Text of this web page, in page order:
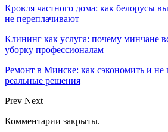
Кровля частного дома: как белорусы
не переплачивают
Клининг как услуга: почему минчане
уборку профессионалам
Ремонт в Минске: как сэкономить и
реальные решения
Prev Next
Комментарии закрыты.